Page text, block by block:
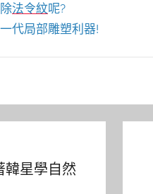
法令紋呢?
代局部雕塑利器!
韓星學自然